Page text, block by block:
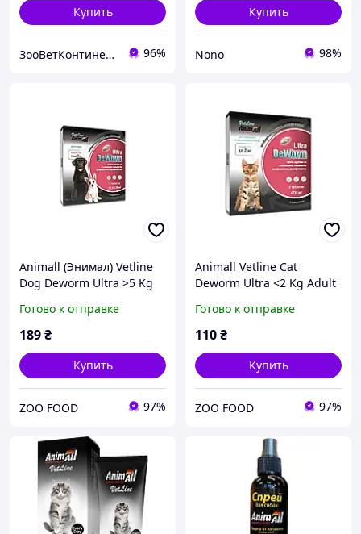
Купить
ЗооВетКонтинент 96%
Купить
Nono 98%
Animall (Энимал) Vetline
Dog Deworm Ultra >5 Kg
для собак всех возрастов
больше 5 кг
Готово к отправке
189₴
Купить
ZOO FOOD 97%
Animall Vetline Cat
Deworm Ultra <2 Kg Adult
взрослых котов и котят
весом до 2 кг
Готово к отправке
110₴
Купить
ZOO FOOD 97%